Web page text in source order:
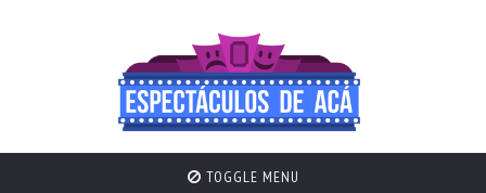
TOGGLE MENU